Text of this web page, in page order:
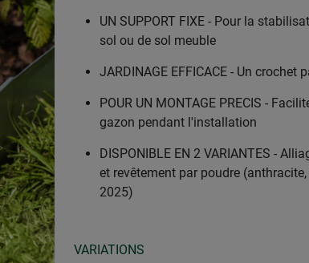
UN SUPPORT FIXE - Pour la
sol ou de sol meuble
JARDINAGE EFFICACE - Un
POUR UN MONTAGE PRECIS -
gazon pendant l'installation
DISPONIBLE EN 2 VARIANTES -
et revêtement par poudre
2025)
VARIATIONS